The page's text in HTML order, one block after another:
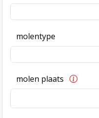
molentype
molen plaats